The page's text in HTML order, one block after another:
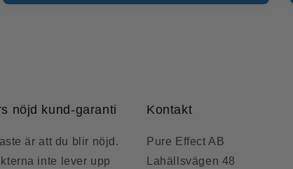
nöjd kund-garanti
är att du blir nöjd.
inte lever upp
Kontakt
Pure Effect AB
Lahällsvägen 48